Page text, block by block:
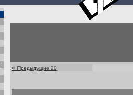
« Предыдущие 20